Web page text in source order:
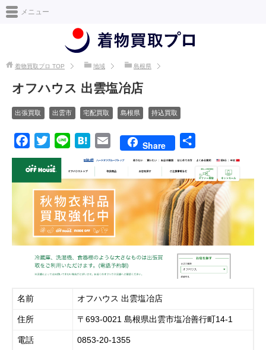
日本最大級の着物買取情報サイト [着物買取プロ]
メニュー
着物買取プロ TOP 地域 島根県
オフハウス 出雲塩冶店
出張買取 出雲市 宅配買取 島根県 持込買取
a
c
e
k
w
i
t
t
e
r
n
e
a
e
n
a
a
i
Share
名前 オフハウス 出雲塩冶店
住所 〒693-0021 島根県出雲市塩冶善行町14-1
電話 0853-20-1355